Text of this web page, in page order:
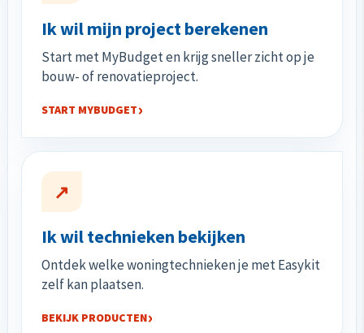
Ik wil mijn project berekenen
Start met MyBudget en krijg sneller zicht op je
bouw- of renovatieproject.
START MYBUDGET
↗
Ik wil technieken bekijken
Ontdek welke woningtechnieken je met Easykit
zelf kan plaatsen.
BEKIJK PRODUCTEN